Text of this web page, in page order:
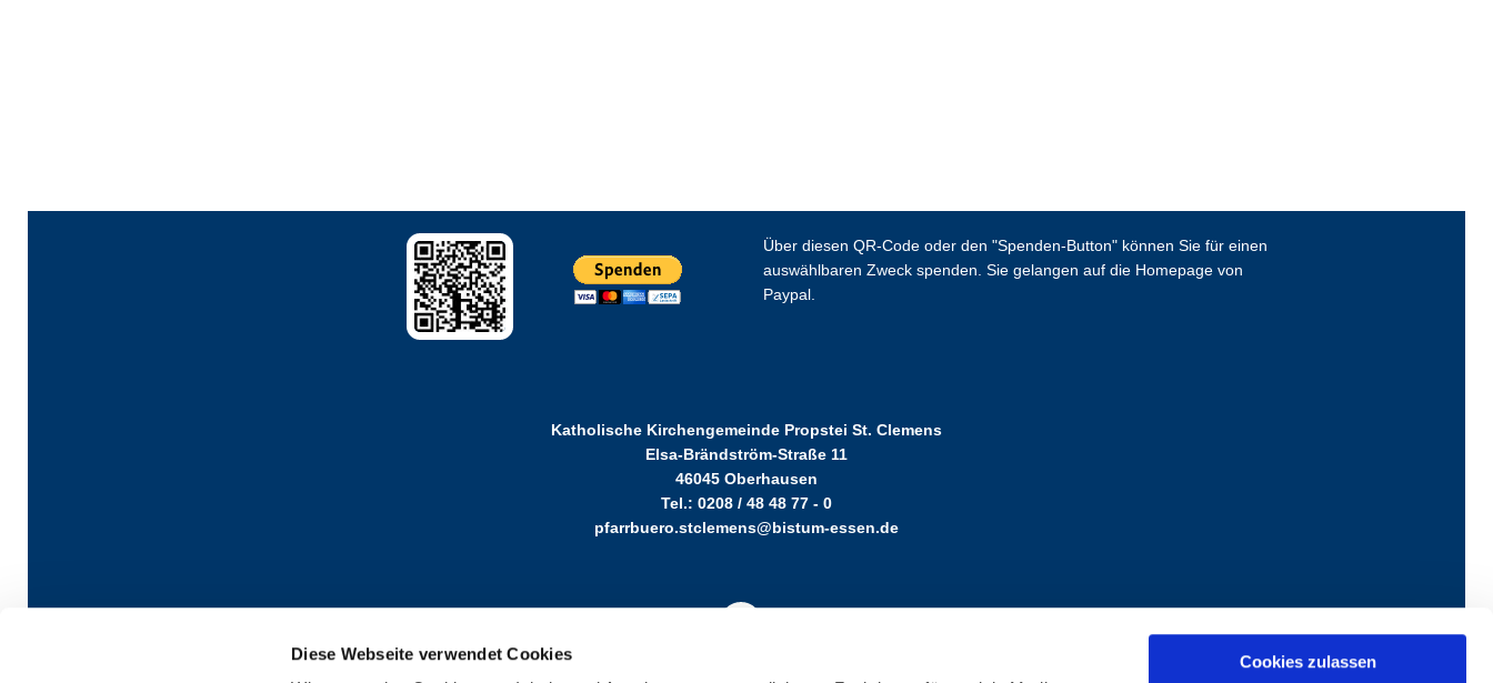
Diese Webseite verwendet Cookies
Cookies zulassen
Über diesen QR-Code oder den "Spenden-Button" können Sie für einen
auswählbaren Zweck spenden. Sie gelangen auf die Homepage von
Paypal.
Katholische Kirchengemeinde Propstei St. Clemens
Elsa-Brändström-Straße 11
46045 Oberhausen
Tel.: 0208 / 48 48 77 - 0
pfarrbuero.stclemens@bistum-essen.de